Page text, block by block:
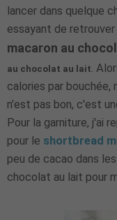
lancer dans quelque
essayant de
macaron au
au chocolat au lait .
calories par bouchée,
n'est pas bon, c'est
Pour la garniture, j'ai
pour le shortbread
peu de cacao dans
chocolat au lait pour